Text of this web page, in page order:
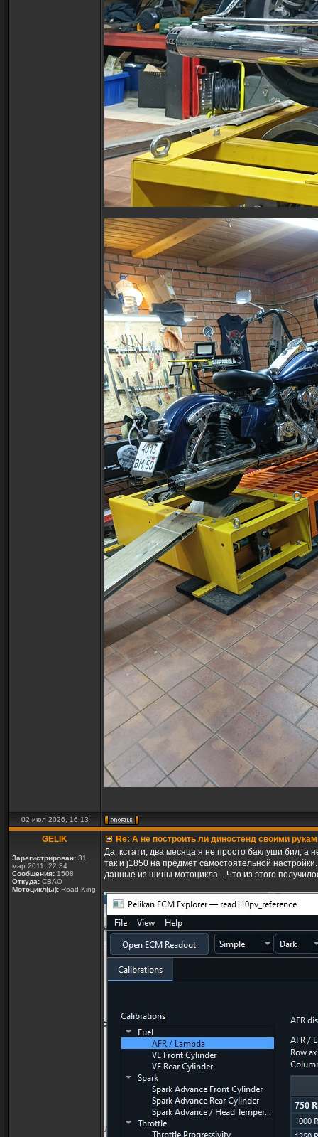
02 июл 2026, 16:13
GELIK
Зарегистрирован: 31
мар 2011, 22:34
Сообщения: 1508
Откуда: СВАО
Мотоцикл(ы): Road King
Re: А не построить ли диностенд своими
Да, кстати, два месяца я не просто баклуши бил, а
так и j1850 на предмет самостоятельной
данные из шины мотоцикла... Что из этого